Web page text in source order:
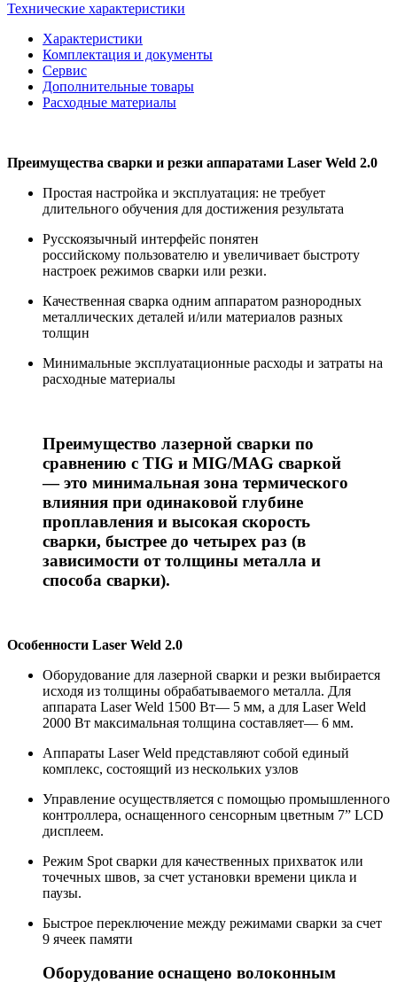
Технические характеристики
Характеристики
Комплектация и документы
Сервис
Дополнительные товары
Расходные материалы
Преимущества сварки и резки аппаратами Laser Weld 2.0
Простая настройка и эксплуатация: не требует
длительного обучения для достижения результата
Русскоязычный интерфейс понятен
российскому пользователю и увеличивает быстроту
настроек режимов сварки или резки.
Качественная сварка одним аппаратом разнородных
металлических деталей и/или материалов разных
толщин
Минимальные эксплуатационные расходы и затраты на
расходные материалы
Преимущество лазерной сварки по
сравнению с TIG и MIG/MAG сваркой
— это минимальная зона термического
влияния при одинаковой глубине
проплавления и высокая скорость
сварки, быстрее до четырех раз (в
зависимости от толщины металла и
способа сварки).
Особенности Laser Weld 2.0
Оборудование для лазерной сварки и резки выбирается
исходя из толщины обрабатываемого металла. Для
аппарата Laser Weld 1500 Вт— 5 мм, а для Laser Weld
2000 Вт максимальная толщина составляет— 6 мм.
Аппараты Laser Weld представляют собой единый
комплекс, состоящий из нескольких узлов
Управление осуществляется с помощью промышленного
контроллера, оснащенного сенсорным цветным 7” LCD
дисплеем.
Режим Spot сварки для качественных прихваток или
точечных швов, за счет установки времени цикла и
паузы.
Быстрое переключение между режимами сварки за счет
9 ячеек памяти
Оборудование оснащено волоконным